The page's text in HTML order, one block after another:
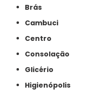
Brás
Cambuci
Centro
Consolação
Glicério
Higienópolis